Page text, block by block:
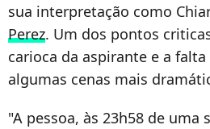
sua interpretação como
Perez. Um dos pontos
carioca da aspirante e a
algumas cenas mais
"A pessoa, às 23h58 de uma